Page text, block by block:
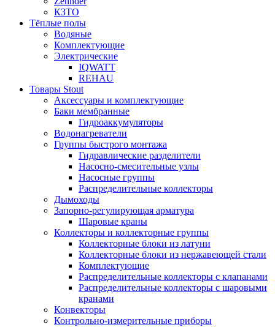
КЗТО
Тёплые полы
Водяные
Комплектующие
Электрические
IQWATT
REHAU
Товары Stout
Аксессуары и комплектующие
Баки мембранные
Гидроаккумуляторы
Водонагреватели
Группы быстрого монтажа
Гидравлические разделители
Насосно-смесительные узлы
Насосные группы
Распределительные коллекторы
Дымоходы
Запорно-регулирующая арматура
Шаровые краны
Коллекторы и коллекторные группы
Коллекторные блоки из латуни
Коллекторные блоки из нержавеющей стали
Комплектующие
Распределительные коллекторы с клапанами
Распределительные коллекторы с шаровыми
кранами
Конвекторы
Контрольно-измерительные приборы